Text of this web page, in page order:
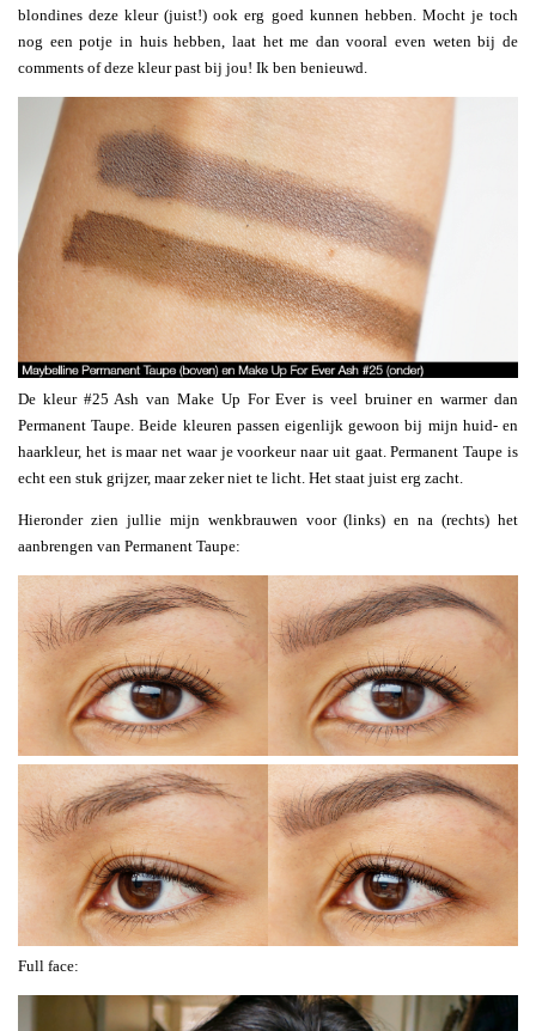
blondines deze kleur (juist!) ook erg goed kunnen hebben. Mocht je toch
nog een potje in huis hebben, laat het me dan vooral even weten bij de
comments of deze kleur past bij jou! Ik ben benieuwd.
De kleur #25 Ash van Make Up For Ever is veel bruiner en warmer dan
Permanent Taupe. Beide kleuren passen eigenlijk gewoon bij mijn huid- en
haarkleur, het is maar net waar je voorkeur naar uit gaat. Permanent Taupe is
echt een stuk grijzer, maar zeker niet te licht. Het staat juist erg zacht.
Hieronder zien jullie mijn wenkbrauwen voor (links) en na (rechts) het
aanbrengen van Permanent Taupe:
Full face: